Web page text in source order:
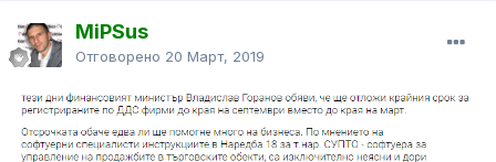
MiPSus
Отговорено 20 Март, 2019